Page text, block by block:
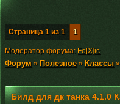
Страница 1 из 1 1
Модератор форума: Fo[X]ic
Форум » Полезное» Классы »
Билд для дк танка 4.1.0